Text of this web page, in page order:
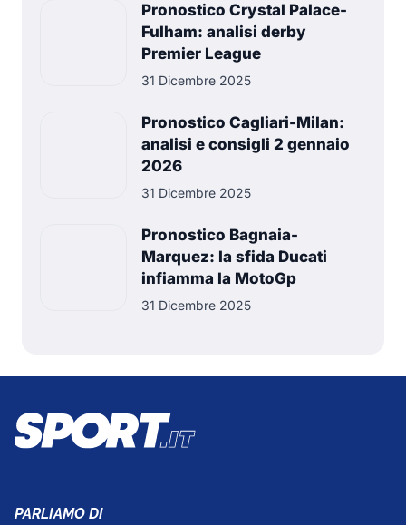
Pronostico Crystal Palace-
Fulham: analisi derby
Premier League
31 Dicembre 2025
Pronostico Cagliari-Milan:
analisi e consigli 2 gennaio
2026
31 Dicembre 2025
Pronostico Bagnaia-
Marquez: la sfida Ducati
infiamma la MotoGp
31 Dicembre 2025
PARLIAMO DI